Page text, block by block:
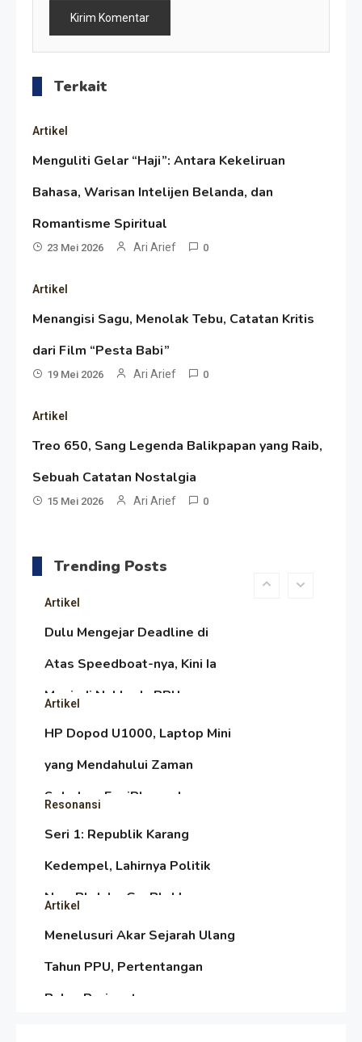
Terkait
Artikel
Menguliti Gelar “Haji”: Antara Kekeliruan
Bahasa, Warisan Intelijen Belanda, dan
Romantisme Spiritual
23 Mei 2026 Ari Arief 0
Artikel
Menangisi Sagu, Menolak Tebu, Catatan Kritis
dari Film “Pesta Babi”
19 Mei 2026 Ari Arief 0
Artikel
Treo 650, Sang Legenda Balikpapan yang Raib,
Sebuah Catatan Nostalgia
15 Mei 2026 Ari Arief 0
Trending Posts
Resonansi
Seri 1: Republik Karang
Non-Blok ke Go-Blok!
Menelusuri Akar Sejarah Ulang
Pengesahan UU 7/2002
Gareng Lebih Sibuk Orasi
Artikel
Melambai, Upaya Ronggeng
Paser Melawan Arus Zaman
Popular
Artikel
Dulu Mengejar Deadline di
Atas Speedboat-nya, Kini Ia
Menjadi Nakhoda PPU
Artikel
HP Dopod U1000, Laptop Mini
yang Mendahului Zaman
Sebelum Era iPhone dan
Smartphone
Resonansi
Seri 1: Republik Karang
Kedempel, Lahirnya Politik
Non-Blok ke Go-Blok!
Artikel
Menelusuri Akar Sejarah Ulang
Tahun PPU, Pertentangan
Bulan Peringatan vs